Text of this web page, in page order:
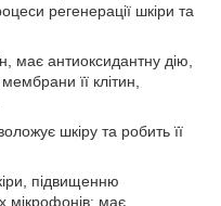
регенерації шкіри та
має антиоксидантну дію,
її клітин,
шкіру та робить її
підвищенню
мікрофонів; має